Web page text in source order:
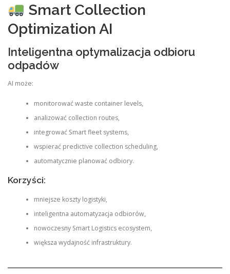
Smart Collection
Optimization AI
Inteligentna optymalizacja odbioru
odpadów
AI może:
monitorować waste container levels,
analizować collection routes,
integrować Smart fleet systems,
wspierać predictive collection scheduling,
automatycznie planować odbiory.
Korzyści:
mniejsze koszty logistyki,
inteligentna automatyzacja odbiorów,
nowoczesny Smart Logistics ecosystem,
większa wydajność infrastruktury.